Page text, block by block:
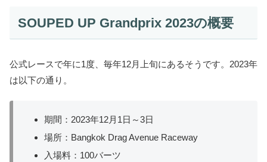
SOUPED UP Grandprix 2023の概要
公式レースで年に1度、毎年12月上旬にあるそうです。2023年
は以下の通り。
期間：2023年12月1日～3日
場所：Bangkok Drag Avenue Raceway
入場料：100バーツ